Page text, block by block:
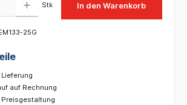
Stk In den Warenkorb
25G
auf Rechnung